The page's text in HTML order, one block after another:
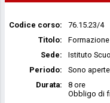
Codice corso:
76.15.23/4
Titolo:
Sede:
Istituto
Periodo:
Sono
Durata:
8 ore
Obbligo di